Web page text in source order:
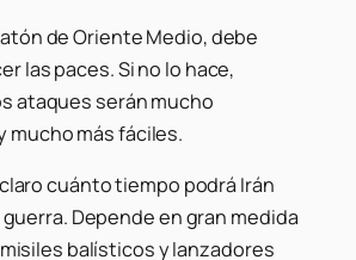
de Oriente Medio, debe
las paces. Si no lo hace,
ataques serán mucho
mucho más fáciles.
cuánto tiempo podrá Irán
Depende en gran medida
balísticos y lanzadores